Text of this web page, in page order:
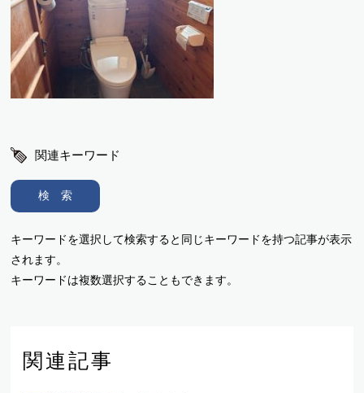
関連キーワード
キーワードを選択して検索すると同じキーワードを持つ記事が表示
されます。
キーワードは複数選択することもできます。
検 索
関連記事